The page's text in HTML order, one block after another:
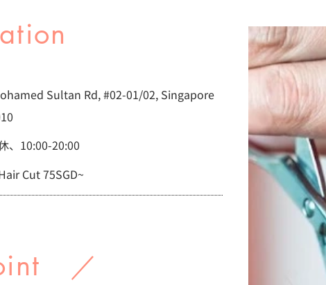
Sultan Rd, #02-01/02, Singapore
、10:00-20:00
Cut 75SGD~
／